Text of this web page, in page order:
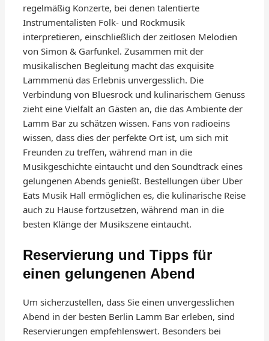
regelmäßig Konzerte, bei denen talentierte
Instrumentalisten Folk- und Rockmusik
interpretieren, einschließlich der zeitlosen Melodien
von Simon & Garfunkel. Zusammen mit der
musikalischen Begleitung macht das exquisite
Lammmenü das Erlebnis unvergesslich. Die
Verbindung von Bluesrock und kulinarischem Genuss
zieht eine Vielfalt an Gästen an, die das Ambiente der
Lamm Bar zu schätzen wissen. Fans von radioeins
wissen, dass dies der perfekte Ort ist, um sich mit
Freunden zu treffen, während man in die
Musikgeschichte eintaucht und den Soundtrack eines
gelungenen Abends genießt. Bestellungen über Uber
Eats Musik Hall ermöglichen es, die kulinarische Reise
auch zu Hause fortzusetzen, während man in die
besten Klänge der Musikszene eintaucht.
Reservierung und Tipps für
einen gelungenen Abend
Um sicherzustellen, dass Sie einen unvergesslichen
Abend in der besten Berlin Lamm Bar erleben, sind
Reservierungen empfehlenswert. Besonders bei